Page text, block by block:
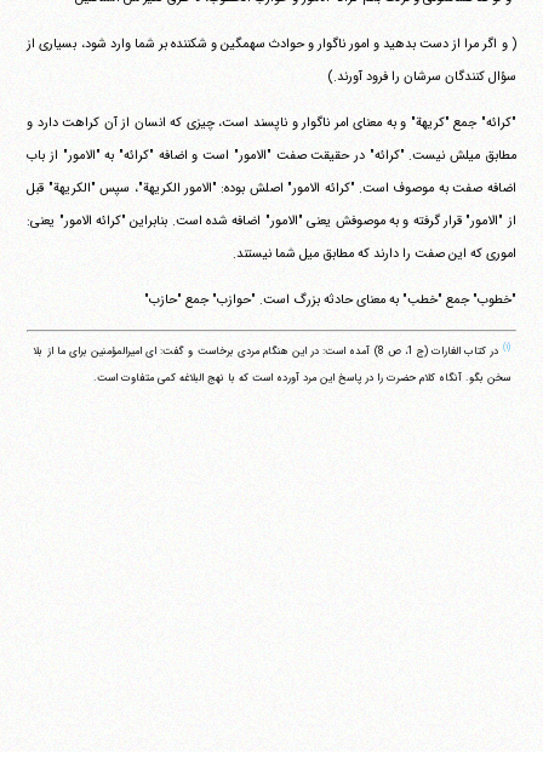
( و اگر مرا از دست بدهید و امور ناگوار و حوادث سهمگین و شکننده بر شما وارد شود، بسیاری از
سؤال کنندگان سرشان را فرود آورند.)
"کرائه" جمع "کریهة" و به معنای امر ناگوار و ناپسند است، چیزی که انسان از آن کراهت دارد و
مطابق میلش نیست. "کرائه" در حقیقت صفت "الامور" است و اضافه "کرائه" به "الامور" از باب
اضافه صفت به موصوف است. "کرائه الامور" اصلش بوده: "الامور الکریهة"، سپس "الکریهة" قبل
از "الامور" قرار گرفته و به موصوفش یعنی "الامور" اضافه شده است. بنابراین "کرائه الامور" یعنی:
اموری که این صفت را دارند که مطابق میل شما نیستند.
"خطوب" جمع "خطب" به معنای حادثه بزرگ است. "حوازب" جمع "حازب"
(۱)
در کتاب الغارات (ج 1، ص 8) آمده است: در این هنگام مردی برخاست و گفت: ای امیرالمؤمنین برای ما از بلا
سخن بگو. آنگاه کلام حضرت را در پاسخ این مرد آورده است که با نهج البلاغه کمی متفاوت است.